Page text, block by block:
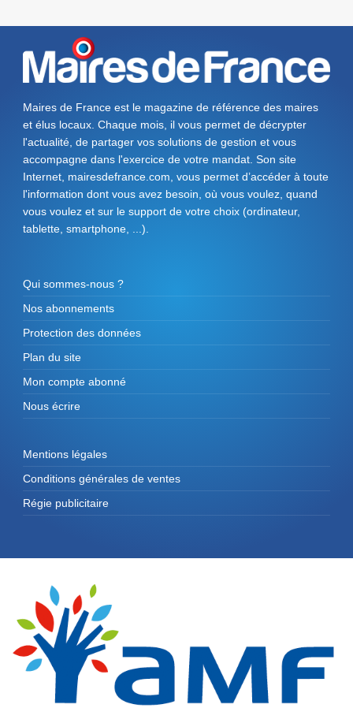
Maires de France est le magazine de référence des maires
et élus locaux. Chaque mois, il vous permet de décrypter
l'actualité, de partager vos solutions de gestion et vous
accompagne dans l'exercice de votre mandat. Son site
Internet, mairesdefrance.com, vous permet d’accéder à toute
l'information dont vous avez besoin, où vous voulez, quand
vous voulez et sur le support de votre choix (ordinateur,
tablette, smartphone, ...).
Qui sommes-nous ?
Nos abonnements
Protection des données
Plan du site
Mon compte abonné
Nous écrire
Mentions légales
Conditions générales de ventes
Régie publicitaire